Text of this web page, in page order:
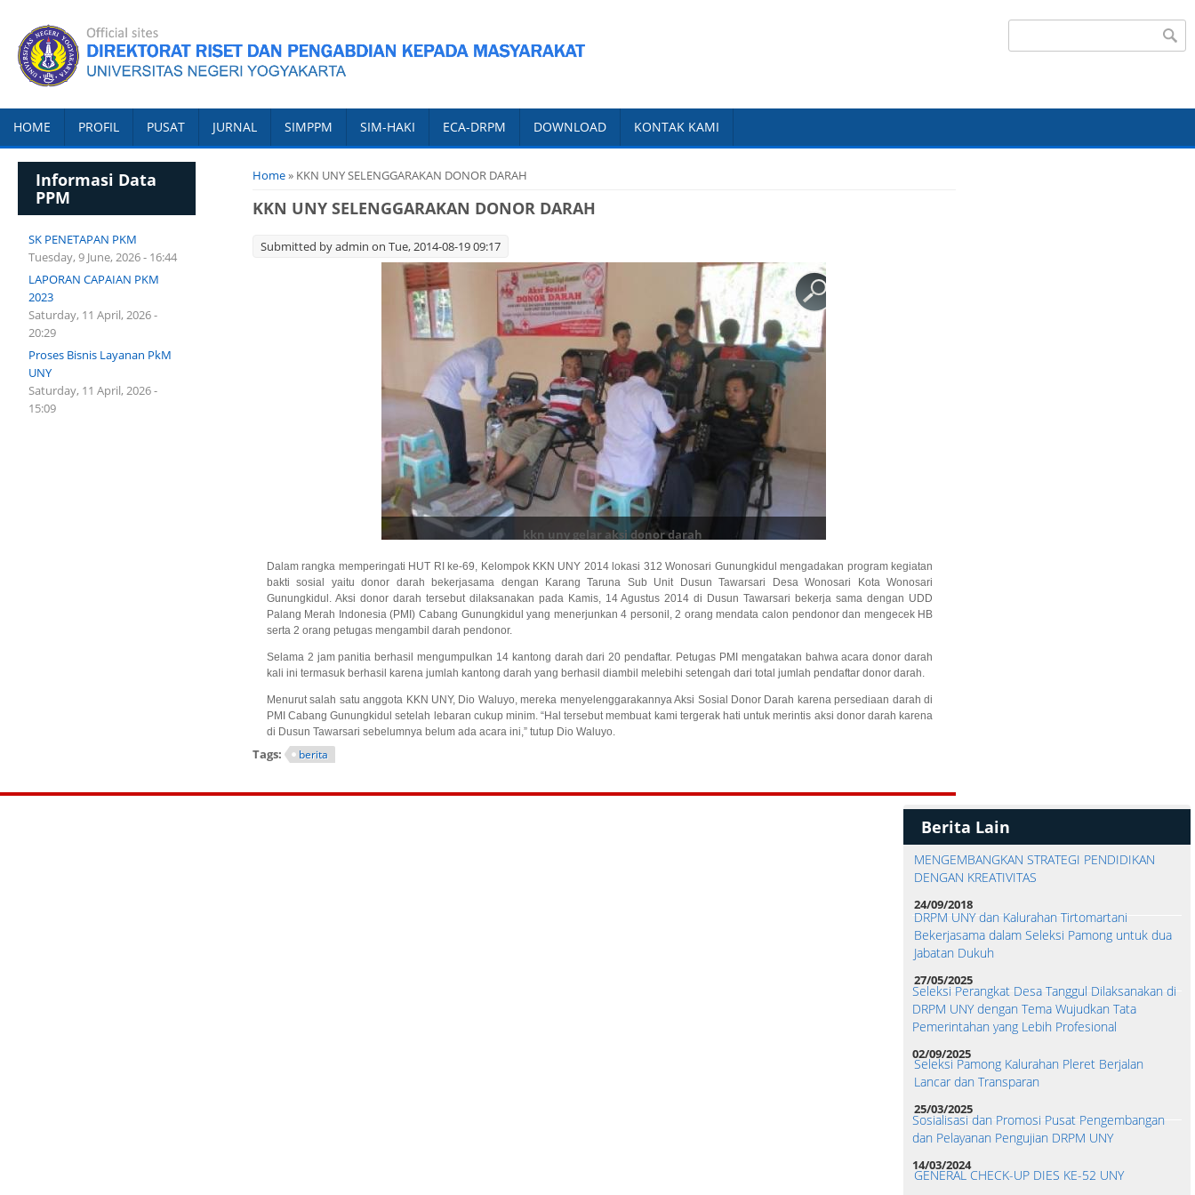
Search form
HOME PROFIL PUSAT JURNAL SIMPPM SIM-HAKI ECA-DRPM DOWNLOAD KONTAK KAMI
You are here
Home» KKN UNY SELENGGARAKAN DONOR DARAH
KKN UNY SELENGGARAKAN DONOR DARAH
Submitted byadmin on Tue, 2014-08-19 09:17
kkn uny gelar aksi donor darah
Dalam rangka memperingati HUT RI ke-69, Kelompok KKN UNY 2014 lokasi 312 Wonosari Gunungkidul mengadakan program kegiatan
bakti sosial yaitu donor darah bekerjasama dengan Karang Taruna Sub Unit Dusun Tawarsari Desa Wonosari Kota Wonosari
Gunungkidul. Aksi donor darah tersebut dilaksanakan pada Kamis, 14 Agustus 2014 di Dusun Tawarsari bekerja sama dengan UDD
Palang Merah Indonesia (PMI) Cabang Gunungkidul yang menerjunkan 4 personil, 2 orang mendata calon pendonor dan mengecek HB
serta 2 orang petugas mengambil darah pendonor.
Selama 2 jam panitia berhasil mengumpulkan 14 kantong darah dari 20 pendaftar. Petugas PMI mengatakan bahwa acara donor darah
kali ini termasuk berhasil karena jumlah kantong darah yang berhasil diambil melebihi setengah dari total jumlah pendaftar donor darah.
Menurut salah satu anggota KKN UNY, Dio Waluyo, mereka menyelenggarakannya Aksi Sosial Donor Darah karena persediaan darah di
PMI Cabang Gunungkidul setelah lebaran cukup minim. “Hal tersebut membuat kami tergerak hati untuk merintis aksi donor darah karena
di Dusun Tawarsari sebelumnya belum ada acara ini,” tutup Dio Waluyo.
Tags: berita
Informasi Data
PPM
SK PENETAPAN PKM
Tuesday, 9 June, 2026 - 16:44
LAPORAN CAPAIAN PKM
2023
Saturday, 11 April, 2026 -
20:29
Proses Bisnis Layanan PkM
UNY
Saturday, 11 April, 2026 -
15:09
Berita Lain
MENGEMBANGKAN STRATEGI PENDIDIKAN
DENGAN KREATIVITAS
24/09/2018
DRPM UNY dan Kalurahan Tirtomartani
Bekerjasama dalam Seleksi Pamong untuk dua
Jabatan Dukuh
27/05/2025
Seleksi Perangkat Desa Tanggul Dilaksanakan di
DRPM UNY dengan Tema Wujudkan Tata
Pemerintahan yang Lebih Profesional
02/09/2025
Seleksi Pamong Kalurahan Pleret Berjalan
Lancar dan Transparan
25/03/2025
Sosialisasi dan Promosi Pusat Pengembangan
dan Pelayanan Pengujian DRPM UNY
14/03/2024
GENERAL CHECK-UP DIES KE-52 UNY